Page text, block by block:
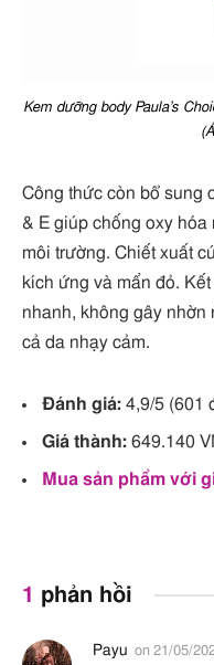
Kem dưỡng body Paula’s
Công thức còn bổ sung
& E giúp chống oxy hóa
môi trường. Chiết xuất
kích ứng và mẩn đỏ.
nhanh, không gây nhờn
cả da nhạy cảm.
Đánh giá: 4,9/5 (601
Giá thành: 649.140
Mua sản phẩm với
1 phản hồi
Payu on 21/05/